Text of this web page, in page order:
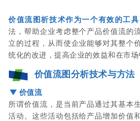
价值流图析技术作为一个有效的工具
法，帮助企业考虑整个产品价值流的
立的过程，从而使企业能够对其整个
统化的改进，提高企业的效益和在市场
价值流图分析技术与方法
▼ 价值流
所谓价值流，是当前产品通过其基本
活动。 这些活动包括给产品增加价值